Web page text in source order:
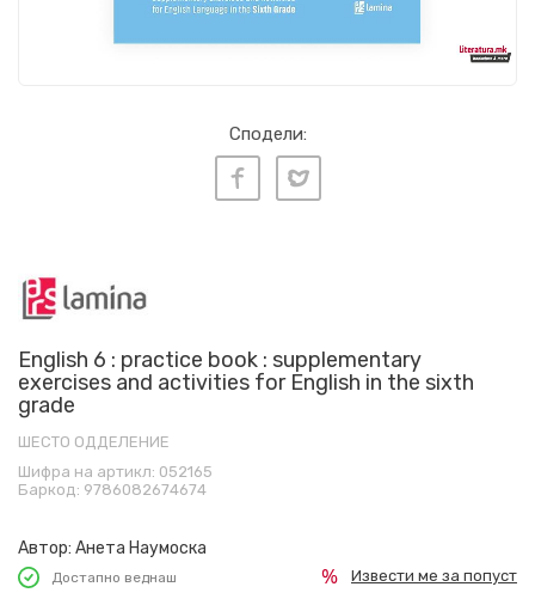
Сподели:
English 6 : practice book : supplementary
exercises and activities for English in the sixth
grade
ШЕСТО ОДДЕЛЕНИЕ
Шифра на артикл: 052165
Баркод: 9786082674674
Автор: Анета Наумоска
Достапно веднаш Извести ме за попуст